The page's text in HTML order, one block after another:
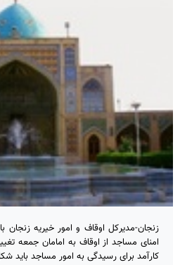
زنجان-مدیرکل اوقاف و امور خیریه زنجان
امنای مساجد از اوقاف به امامان جمعه
کارآمد برای رسیدگی به امور مساجد باید